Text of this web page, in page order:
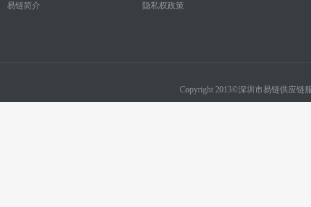
易链简介 隐私权政策
Copyright 2013©深圳市易链供应链